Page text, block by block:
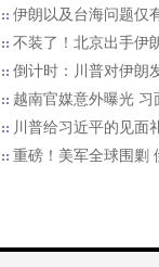
伊朗以及台海问题仅
不装了！北京出手
倒计时：川普对伊朗
越南官媒意外曝光
川普给习近平的见面
重磅！美军全球围剿